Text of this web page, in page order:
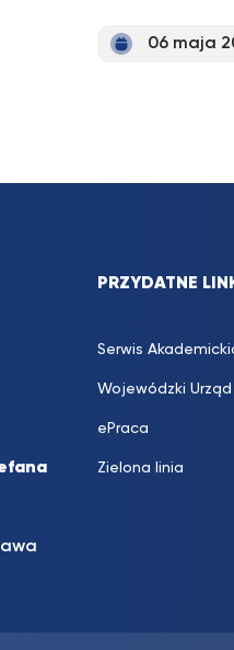
06 maja
PRZYDATNE
Serwis
Wojewódzki
ePraca
Zielona linia